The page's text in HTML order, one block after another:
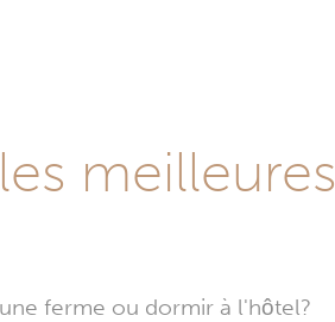
meilleures
ferme ou dormir à l'hôtel?